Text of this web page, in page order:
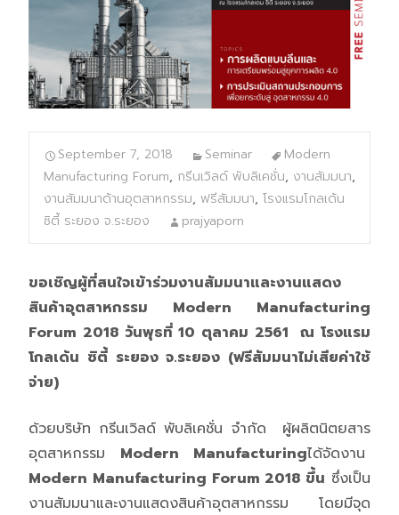
September 7, 2018 Seminar
Modern
Manufacturing Forum, กรีนเวิลด์ พับลิเคชั่น, งานสัมมนา,
งานสัมมนาด้านอุตสาหกรรม, ฟรีสัมมนา, โรงแรมโกลเด้น
ซิตี้ ระยอง จ.ระยอง
prajyaporn
ขอเชิญผู้ที่สนใจเข้าร่วมงานสัมมนาและงานแสดง
สินค้าอุตสาหกรรม Modern Manufacturing
Forum 2018 วันพุธที่ 10 ตุลาคม 2561 ณ โรงแรม
โกลเด้น ซิตี้ ระยอง จ.ระยอง (ฟรีสัมมนาไม่เสียค่าใช้
จ่าย)
ด้วยบริษัท กรีนเวิลด์ พับลิเคชั่น จำกัด ผู้ผลิตนิตยสาร
อุตสาหกรรม Modern Manufacturingได้จัดงาน
Modern Manufacturing Forum 2018 ขึ้น ซึ่งเป็น
งานสัมมนาและงานแสดงสินค้าอุตสาหกรรม โดยมีจุด